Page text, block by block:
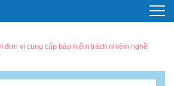
đơn vị cung cấp bảo hiểm trách nhiệm nghề